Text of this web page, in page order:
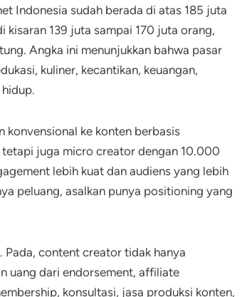
Indonesia sudah berada di atas 185 juta
139 juta sampai 170 juta orang,
Angka ini menunjukkan bahwa pasar
kuliner, kecantikan, keuangan,
konvensional ke konten berbasis
juga micro creator dengan 10.000
lebih kuat dan audiens yang lebih
peluang, asalkan punya positioning yang
Pada, content creator tidak hanya
uang dari endorsement, affiliate
konsultasi, jasa produksi konten,